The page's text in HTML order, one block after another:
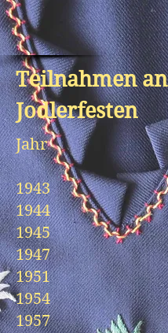
Teilnahmen an
Jodlerfesten
Jahr
1943
1944
1945
1947
1951
1954
1957